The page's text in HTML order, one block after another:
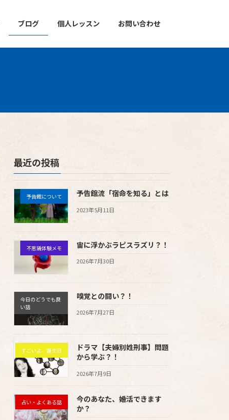
ブログ 個人レッスン お問い合わせ
最近の投稿
予告館について 予告館流「宿命を知る」とは
2023年5月11日
不思議体験メモ 宙に浮かぶラピスラズリ？！
2026年7月30日
今日のどうでも良
い話
嗅覚との闘い？！
2026年7月27日
すごいよ、誕生日
ドラマ【夫婦別姓刑事】問題
から学ぶ？！
2026年7月9日
占い・よくある話
今のあなた、婚活できます
か？